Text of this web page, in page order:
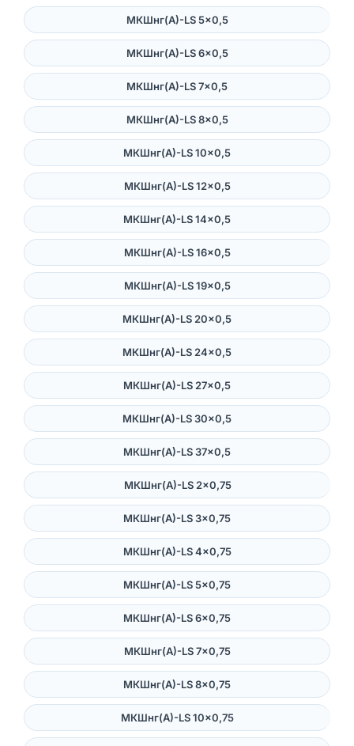
МКШнг(А)-LS 5×0,5
МКШнг(А)-LS 6×0,5
МКШнг(А)-LS 7×0,5
МКШнг(А)-LS 8×0,5
МКШнг(А)-LS 10×0,5
МКШнг(А)-LS 12×0,5
МКШнг(А)-LS 14×0,5
МКШнг(А)-LS 16×0,5
МКШнг(А)-LS 19×0,5
МКШнг(А)-LS 20×0,5
МКШнг(А)-LS 24×0,5
МКШнг(А)-LS 27×0,5
МКШнг(А)-LS 30×0,5
МКШнг(А)-LS 37×0,5
МКШнг(А)-LS 2×0,75
МКШнг(А)-LS 3×0,75
МКШнг(А)-LS 4×0,75
МКШнг(А)-LS 5×0,75
МКШнг(А)-LS 6×0,75
МКШнг(А)-LS 7×0,75
МКШнг(А)-LS 8×0,75
МКШнг(А)-LS 10×0,75